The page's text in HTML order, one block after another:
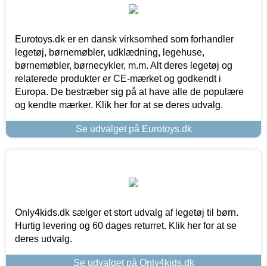
Eurotoys.dk er en dansk virksomhed som forhandler
legetøj, børnemøbler, udklædning, legehuse,
børnemøbler, børnecykler, m.m. Alt deres legetøj og
relaterede produkter er CE-mærket og godkendt i
Europa. De bestræber sig på at have alle de populære
og kendte mærker. Klik her for at se deres udvalg.
Se udvalget på Eurotoys.dk
Only4kids.dk sælger et stort udvalg af legetøj til børn.
Hurtig levering og 60 dages returret. Klik her for at se
deres udvalg.
Se udvalget på Only4kids.dk